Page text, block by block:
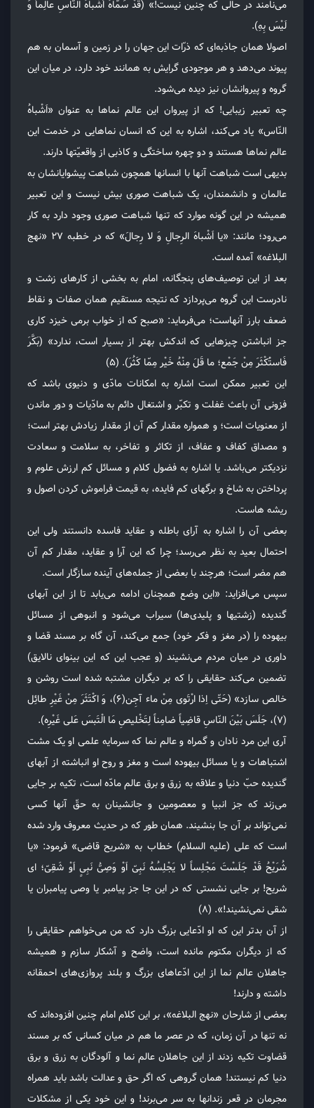
می‌نامند در حالی که چنین نیست!» (قَدْ سَمّاهُ اَشْباهُ النّاسِ عالِماً وَ
لَیْسَ بِهِ).
اصولا همان جاذبه‌ای که ذرّات این جهان را در زمین و آسمان به هم
پیوند می‌دهد و هر موجودی گرایش به همانند خود دارد، در میان این
گروه و پیروانشان نیز دیده می‌شود.
چه تعبیر زیبایی! که از پیروان این عالم نماها به عنوان «اَشْباهُ
النّاس» یاد می‌کند، اشاره به این که انسان نماهایی در خدمت این
عالم نماها هستند و دو چهره ساختگی و کاذبی از واقعیّتها دارند.
بدیهی است شباهت آنها با انسانها همچون شباهت پیشوایانشان به
عالمان و دانشمندان، یک شباهت صوری بیش نیست و این تعبیر
همیشه در این گونه موارد که تنها شباهت صوری وجود دارد به کار
می‌رود؛ مانند: «یا اَشْباهَ الرِجالِ وَ لا رِجالَ» که در خطبه ۲۷ «نهج
البلاغه» آمده است.
بعد از این توصیف‌های پنجگانه، امام به بخشی از کارهای زشت و
نادرست این گروه می‌پردازد که نتیجه مستقیم همان صفات و نقاط
ضعف بارز آنهاست؛ می‌فرماید: «صبح که از خواب برمی خیزد کاری
جز انباشتن چیزهایی که اندکش بهتر از بسیار است، ندارد» (بَکَّرَ
فَاستَْکْثَرَ مِنْ جَمْع؛ ما قَلَ مِنْهُ خَیْر مِمّا کَثُرَ). (۵)
این تعبیر ممکن است اشاره به امکانات مادّی و دنیوی باشد که
فزونی آن باعث غفلت و تکبّر و اشتغال دائم به مادّیات و دور ماندن
از معنویات است؛ و همواره مقدار کم آن از مقدار زیادش بهتر است؛
و مصداق کفاف و عفاف، از تکاثر و تفاخر، به سلامت و سعادت
نزدیکتر می‌باشد. یا اشاره به فضول کلام و مسائل کم ارزش علوم و
پرداختن به شاخ و برگهای کم فایده، به قیمت فراموش کردن اصول و
ریشه هاست.
بعضی آن را اشاره به آرای باطله و عقاید فاسده دانستند ولی این
احتمال بعید به نظر می‌رسد؛ چرا که این آرا و عقاید، مقدار کم آن
هم مضر است؛ هرچند با بعضی از جمله‌های آینده سازگار است.
سپس می‌افزاید: «این وضع همچنان ادامه می‌یابد تا از این آبهای
گندیده (زشتیها و پلیدی‌ها) سیراب می‌شود و انبوهی از مسائل
بیهوده را (در مغز و فکر خود) جمع می‌کند، آن گاه بر مسند قضا و
داوری در میان مردم می‌نشیند (و عجب این که این بینوای نالایق)
تضمین می‌کند حقایقی را که بر دیگران مشتبه شده است روشن و
خالص سازد» (حَتّی اِذا ارْتَوی مِنْ ماء آجِن(۶)، وَ اکْتَثَرَ مِنْ غَیْرِ طائِل
(۷)، جَلَسَ بَیْنَ النّاسِ قاضِیاً ضامِناً لِتَخْلیصِ مَا الْتَبسَ عَلی غَیْرِه).
آری این مرد نادان و گمراه و عالم نما که سرمایه علمی او یک مشت
اشتباهات و یا مسائل بیهوده است و مغز و روح او انباشته از آبهای
گندیده حبّ دنیا و علاقه به زرق و برق عالم مادّه است، تکیه بر جایی
می‌زند که جز انبیا و معصومین و جانشینان به حقّ آنها کسی
نمی‌تواند بر آن جا بنشیند. همان طور که در حدیث معروف وارد شده
است که علی (علیه السلام) خطاب به «شریح قاضی» فرمود: «یا
شُرَیْحُ قَدْ جَلَسْتَ مَجْلِساً لا یَجْلِسُهُ نَبِیّ اَوْ وَصِیُّ نَبِیٍ اَوْ شَقِیّ؛ ای
شریح! بر جایی نشستی که در این جا جز پیامبر یا وصی پیامبران یا
شقی نمی‌نشیند!». (۸)
از آن بدتر این که او ادّعایی بزرگ دارد که من می‌خواهم حقایقی را
که از دیگران مکتوم مانده است، واضح و آشکار سازم و همیشه
جاهلان عالم نما از این ادّعاهای بزرگ و بلند پروازی‌های احمقانه
داشته و دارند!
بعضی از شارحان «نهج البلاغه»، بر این کلام امام چنین افزوده‌اند که
نه تنها در آن زمان، که در عصر ما هم در میان کسانی که بر مسند
قضاوت تکیه زدند از این جاهلان عالم نما و آلودگان به زرق و برق
دنیا کم نیستند! همان گروهی که اگر حق و عدالت باشد باید همراه
مجرمان در قعر زندانها به سر می‌برند! و این خود یکی از مشکلات